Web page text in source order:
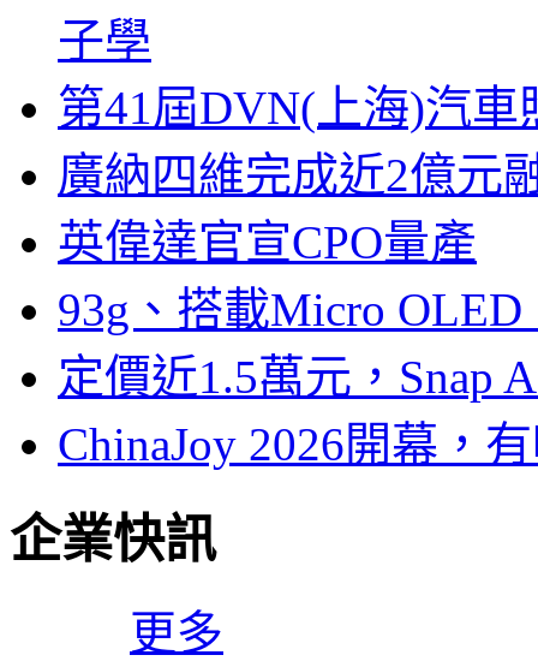
子學
第41屆DVN(上海)汽
廣納四維完成近2億元
英偉達官宣CPO量產
93g、搭載Micro
定價近1.5萬元，Snap
ChinaJoy 2026開幕，
企業快訊
更多